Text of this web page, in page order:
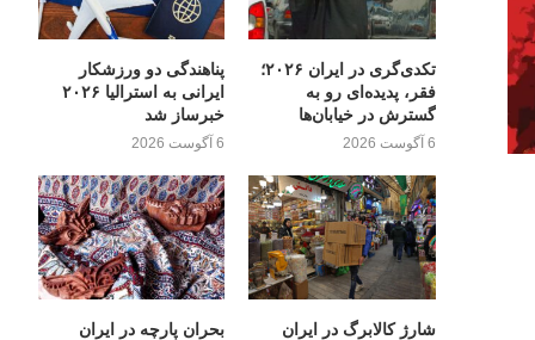
تکدی‌گری در ایران ۲۰۲۶؛
فقر، پدیده‌ای رو به
گسترش در خیابان‌ها
6 آگوست 2026
پناهندگی دو ورزشکار
ایرانی به استرالیا ۲۰۲۶
خبرساز شد
6 آگوست 2026
شارژ کالابرگ در ایران
بحران پارچه در ایران